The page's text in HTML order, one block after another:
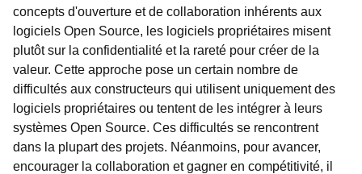
concepts d'ouverture et de collaboration inhérents aux
logiciels Open Source, les logiciels propriétaires misent
plutôt sur la confidentialité et la rareté pour créer de la
valeur. Cette approche pose un certain nombre de
difficultés aux constructeurs qui utilisent uniquement des
logiciels propriétaires ou tentent de les intégrer à leurs
systèmes Open Source. Ces difficultés se rencontrent
dans la plupart des projets. Néanmoins, pour avancer,
encourager la collaboration et gagner en compétitivité, il